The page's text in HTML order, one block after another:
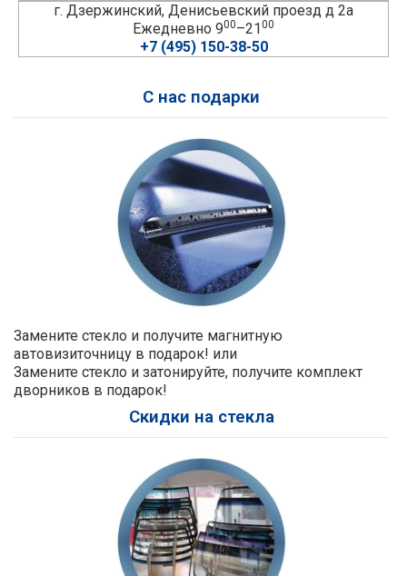
г. Дзержинский, Денисьевский проезд д 2а
Ежедневно 900–2100
+7 (495) 150-38-50
С нас подарки
Замените стекло и получите магнитную
автовизиточницу в подарок! или
Замените стекло и затонируйте, получите комплект
дворников в подарок!
Скидки на стекла